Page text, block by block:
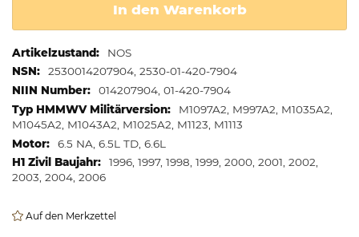
In den Warenkorb
Weitere
Informationen
NOS
2530014207904, 2530-01-420-7904
014207904, 01-420-7904
M1097A2, M997A2, M1035A2,
M1045A2, M1043A2, M1025A2, M1123, M1113
6.5 NA, 6.5L TD, 6.6L
1996, 1997, 1998, 1999, 2000, 2001, 2002,
2003, 2004, 2006
Auf den Merkzettel